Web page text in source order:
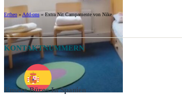
Ertheo » Add-ons» Extra Nit Campamente von Nike
KONTAKTNUMMERN
Unsere Büros In Spanien